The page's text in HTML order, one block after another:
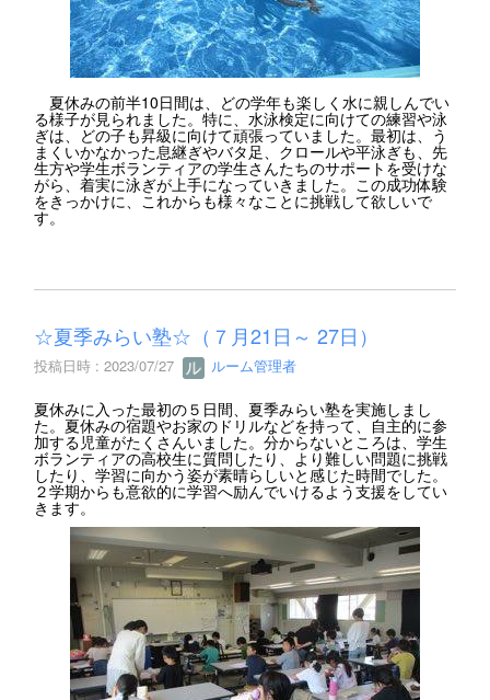
夏休みの前半10日間は、どの学年も楽しく水に親しんでい
る様子が見られました。特に、水泳検定に向けての練習や泳
ぎは、どの子も昇級に向けて頑張っていました。最初は、う
まくいかなかった息継ぎやバタ足、クロールや平泳ぎも、先
生方や学生ボランティアの学生さんたちのサポートを受けな
がら、着実に泳ぎが上手になっていきました。この成功体験
をきっかけに、これからも様々なことに挑戦して欲しいで
す。
☆夏季みらい塾☆（７月21日～ 27日）
投稿日時 : 2023/07/27 ルーム管理者
夏休みに入った最初の５日間、夏季みらい塾を実施しまし
た。夏休みの宿題やお家のドリルなどを持って、自主的に参
加する児童がたくさんいました。分からないところは、学生
ボランティアの高校生に質問したり、より難しい問題に挑戦
したり、学習に向かう姿が素晴らしいと感じた時間でした。
２学期からも意欲的に学習へ励んでいけるよう支援をしてい
きます。